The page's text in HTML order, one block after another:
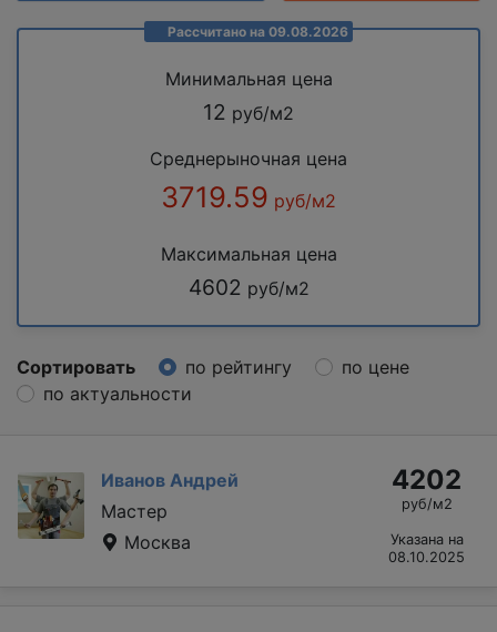
Рассчитано на 09.08.2026
Минимальная цена
12 руб/м2
Среднерыночная цена
3719.59 руб/м2
Максимальная цена
4602 руб/м2
Сортировать по рейтингу
по цене
по актуальности
Иванов Андрей
Мастер
Москва
4202
руб/м2
Указана на
08.10.2025